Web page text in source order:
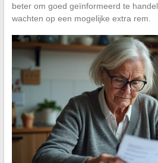
beter om goed geïnformeerd te
wachten op een mogelijke extra rem.